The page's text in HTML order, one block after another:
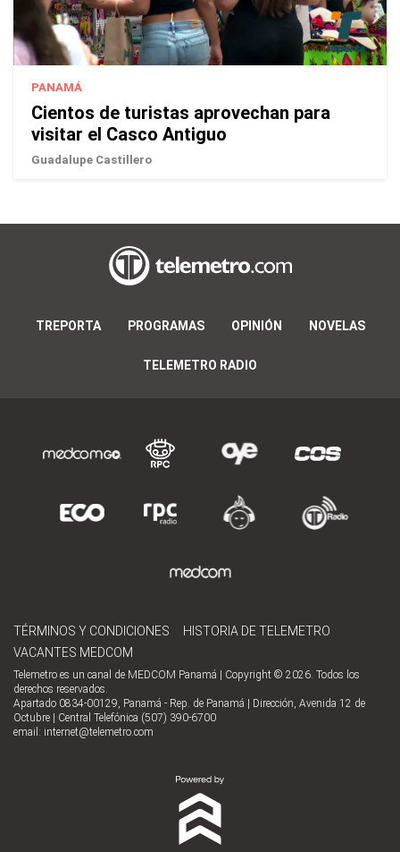
PANAMÁ
Cientos de turistas aprovechan para
visitar el Casco Antiguo
Guadalupe Castillero
TREPORTA PROGRAMAS OPINIÓN NOVELAS
TELEMETRO RADIO
TÉRMINOS Y CONDICIONES
HISTORIA DE TELEMETRO
VACANTES MEDCOM
Telemetro es un canal de MEDCOM Panamá | Copyright © 2026. Todos los
derechos reservados.
Apartado 0834-00129, Panamá - Rep. de Panamá | Dirección, Avenida 12 de
Octubre | Central Telefónica (507) 390-6700
email: internet@telemetro.com